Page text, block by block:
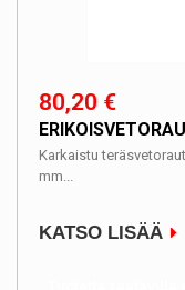
80,20 €
Karkaistu
mm...
KATSO LISÄÄ